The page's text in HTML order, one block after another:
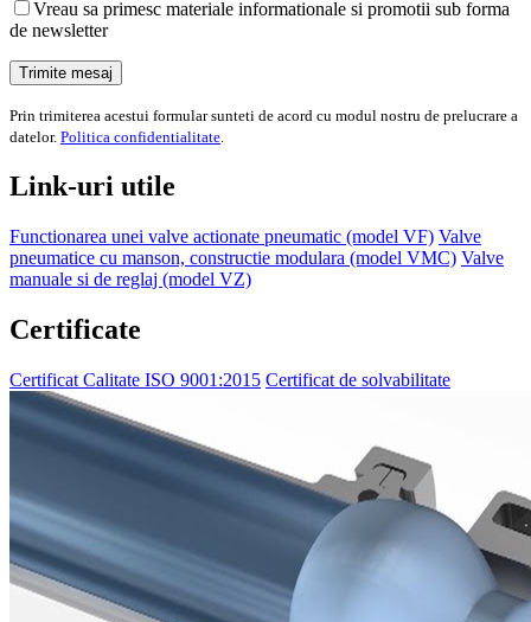
Vreau sa primesc materiale informationale si promotii sub forma
de newsletter
Prin trimiterea acestui formular sunteti de acord cu modul nostru de prelucrare a
datelor. Politica confidentialitate.
Link-uri utile
Functionarea unei valve actionate pneumatic (model VF) Valve
pneumatice cu manson, constructie modulara (model VMC) Valve
manuale si de reglaj (model VZ)
Certificate
Certificat Calitate ISO 9001:2015 Certificat de solvabilitate